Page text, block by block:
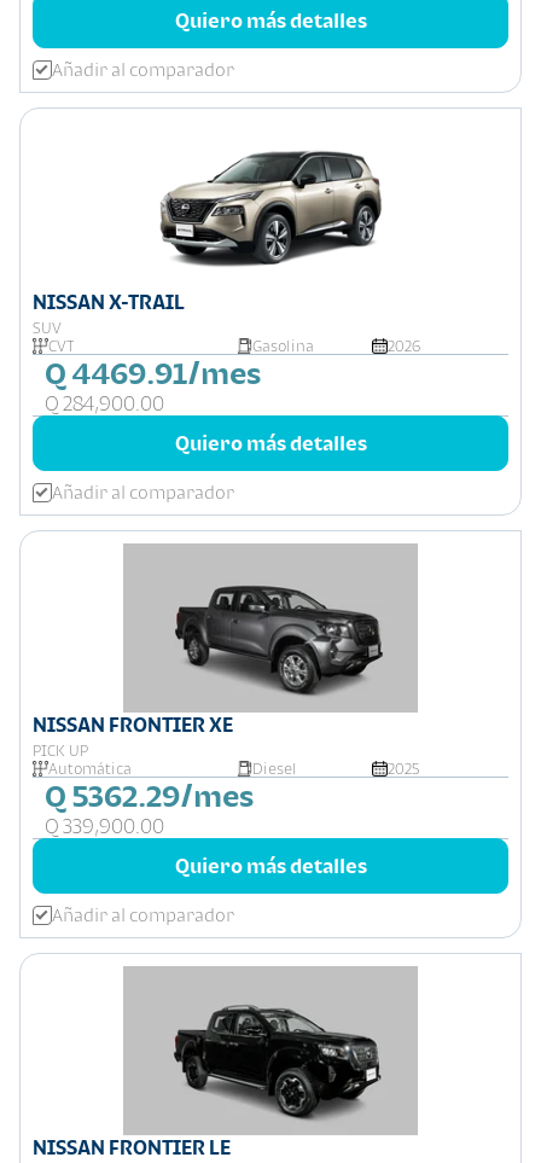
Quiero más detalles
Añadir al comparador
NISSAN X-TRAIL
SUV
CVT
Gasolina 2026
Q 4469.91/mes
Q 284,900.00
Quiero más detalles
Añadir al comparador
NISSAN FRONTIER XE
PICK UP
Automática
Diesel 2025
Q 5362.29/mes
Q 339,900.00
Quiero más detalles
Añadir al comparador
NISSAN FRONTIER LE